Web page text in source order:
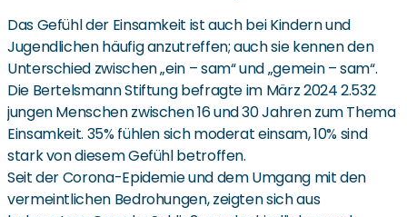
Das Gefühl der Einsamkeit ist auch bei Kindern und
Jugendlichen häufig anzutreffen; auch sie kennen den
Unterschied zwischen „ein – sam“ und „gemein – sam“.
Die Bertelsmann Stiftung befragte im März 2024 2.532
jungen Menschen zwischen 16 und 30 Jahren zum Thema
Einsamkeit. 35% fühlen sich moderat einsam, 10% sind
stark von diesem Gefühl betroffen.
Seit der Corona-Epidemie und dem Umgang mit den
vermeintlichen Bedrohungen, zeigten sich aus